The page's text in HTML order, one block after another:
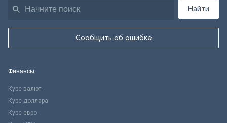
Найти
Сообщить об ошибке
Финансы
Курс валют
Курс доллара
Курс евро